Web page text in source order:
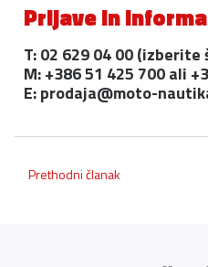
Prijave in
T: 02 629 04 00 (izberite
M: +386 51 425 700 ali
E:prodaja@moto-
Prethodni članak